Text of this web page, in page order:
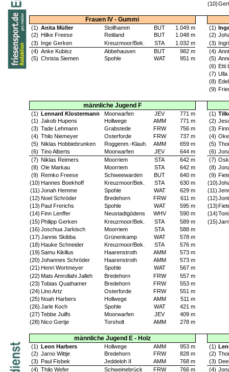
(10)
Frauen IV - Gummi
(1) Anita Müller Stollhamm BUT 1.049 m (1)
(2) Hilke Freese Reitland BUT 1.048 m (2)
(3) Inge Gerken Kreuzmoor/Bek. STA 1.032 m (3)
(4) Anke Kubisz Abbehausen BUT 982 m (4)
(5) Christa Siemen Spohle WAT 951 m (5)
(6) Etti
(7) Ulla
(8)
(9)
männliche Jugend F
(1) Lennard Klostermann Moorwarfen JEV 771 m (1)
(1) Jakob Hupens Hollwege AMM 771 m (2)
(3) Tade Lehmann Grabstede FRW 756 m (3)
(4) Thilo Niemeyer Osterforde FRW 737 m (4)
(5) Niklas Hobbiebrunken Roggenm.-Klauh. AMM 659 m (5)
(6) Tino Alberts Moorwarfen JEV 644 m (6)
(7) Niklas Reimers Moorriem STA 642 m (7)
(8) Ole Markau Moorriem STA 642 m (8)
(9) Remko Freese Schweewarden BUT 640 m (9)
(10) Hannes Boekhoff Kreuzmoor/Bek. STA 630 m (10)
(11) Jonah Hemme Spohle WAT 629 m (11)
(12) Noel Schröder Bredehorn FRW 611 m (12)
(13) Paul Frerichs Spohle WAT 595 m (13)
(14) Finn Lenffer Neustadtgödens WHV 590 m (14)
(15) Philipp Gerken Kreuzmoor/Bek. STA 589 m (15)
(16) Joschua Jarkisch Moorriem STA
588 m
(17) Jannis Skibba Grünenkamp WAT
578 m
(18) Hauke Schneider Kreuzmoor/Bek. STA
576 m
(19) Samu Kikillus Haarenstroth AMM
573 m
(20) Johannes Schröder Haarenstroth AMM
573 m
(21) Henri Wortmeyer Spohle WAT
567 m
(22) Mats Amrollahi Jalleh Bredehorn FRW
557 m
(23) Tobias Quathamer Bredehorn FRW
553 m
(24) Lino Artz Osterforde FRW
551 m
(25) Noah Harbers Hollwege AMM
511 m
(26) Jarle Koch Spohle WAT
421 m
(27) Tebbe Juilfs Moorwarfen JEV
409 m
(28) Nico Gertje Torsholt AMM 278 m
männliche Jugend E - Holz
(1) Leon Harbers Hollwege AMM 953 m (1)
(2) Jarno Wittje Bredehorn FRW 828 m (2)
(3) Paul Fisbek Jeddeloh II AMM 768 m (3)
(4) Thilo Wefer Schweinebrück FRW 766 m (4)